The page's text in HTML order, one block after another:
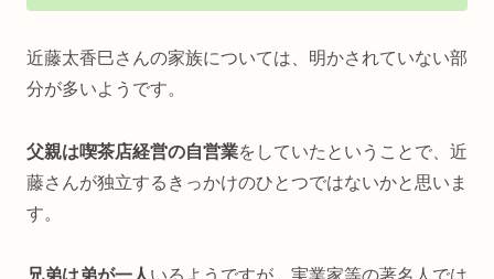
近藤太香巳さんの家族については、明かされていない部
分が多いようです。
父親は喫茶店経営の自営業をしていたということで、近
藤さんが独立するきっかけのひとつではないかと思いま
す。